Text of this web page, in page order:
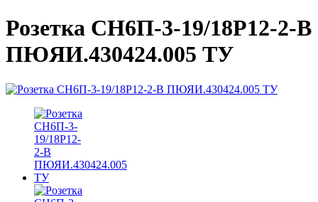
Розетка СН6П-3-19/18Р12-2-В
ПЮЯИ.430424.005 ТУ